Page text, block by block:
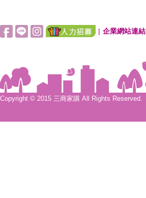
| 企業網站連結
Copyright © 2015 三商家購 All Rights Reserved.